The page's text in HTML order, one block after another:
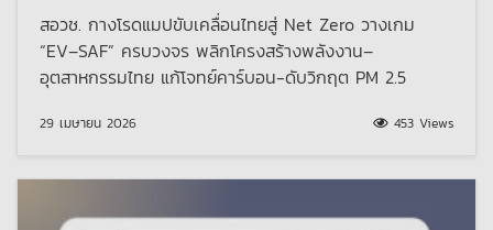
สอวช. กางโรดแมปขับเคลื่อนไทยสู่ Net Zero วางเกม
“EV–SAF” ครบวงจร พลิกโครงสร้างพลังงาน–
อุตสาหกรรมไทย แก้โจทย์คาร์บอน-ดับวิกฤต PM 2.5
29 เมษายน 2026 453 Views